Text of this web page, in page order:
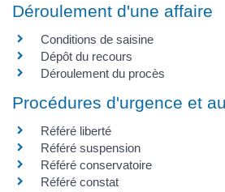
Déroulement d'une affaire
Conditions de saisine
Dépôt du recours
Déroulement du procès
Procédures d'urgence et
Référé liberté
Référé suspension
Référé conservatoire
Référé constat